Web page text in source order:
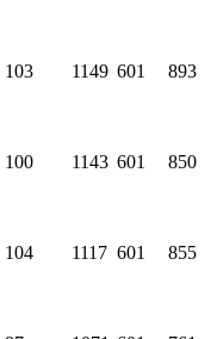
103 1149 601 893
100 1143 601 850
104 1117 601 855